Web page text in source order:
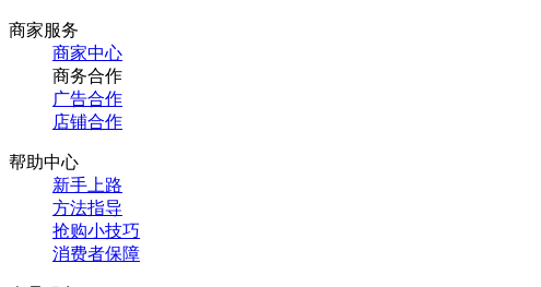
商家服务
商家中心
商务合作
广告合作
店铺合作
帮助中心
新手上路
方法指导
抢购小技巧
消费者保障